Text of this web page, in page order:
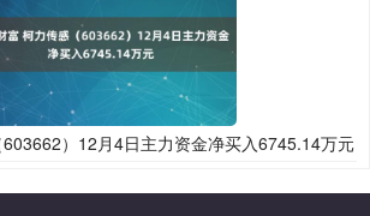
）12月4日主力资金净买入6745.14万元